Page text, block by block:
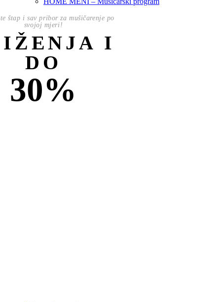
štap i sav pribor za mušičarenje po
svojoj mjeri!
I
DO
30%